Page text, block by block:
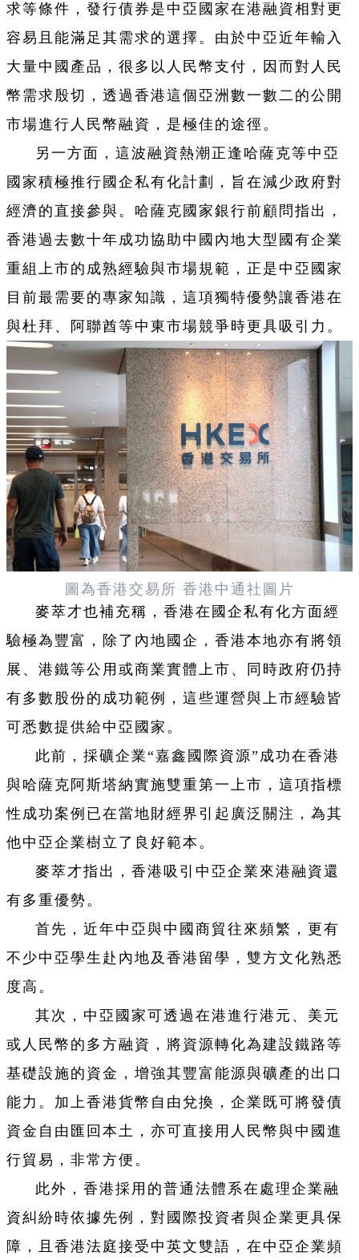
求等條件，發行債券是中亞國家在港融資相對更
容易且能滿足其需求的選擇。由於中亞近年輸入
大量中國產品，很多以人民幣支付，因而對人民
幣需求殷切，透過香港這個亞洲數一數二的公開
市場進行人民幣融資，是極佳的途徑。
另一方面，這波融資熱潮正逢哈薩克等中亞
國家積極推行國企私有化計劃，旨在減少政府對
經濟的直接參與。哈薩克國家銀行前顧問指出，
香港過去數十年成功協助中國內地大型國有企業
重組上市的成熟經驗與市場規範，正是中亞國家
目前最需要的專家知識，這項獨特優勢讓香港在
與杜拜、阿聯酋等中東市場競爭時更具吸引力。
圖為香港交易所 香港中通社圖片
麥萃才也補充稱，香港在國企私有化方面經
驗極為豐富，除了內地國企，香港本地亦有將領
展、港鐵等公用或商業實體上市、同時政府仍持
有多數股份的成功範例，這些運營與上市經驗皆
可悉數提供給中亞國家。
此前，採礦企業“嘉鑫國際資源”成功在香港
與哈薩克阿斯塔納實施雙重第一上市，這項指標
性成功案例已在當地財經界引起廣泛關注，為其
他中亞企業樹立了良好範本。
麥萃才指出，香港吸引中亞企業來港融資還
有多重優勢。
首先，近年中亞與中國商貿往來頻繁，更有
不少中亞學生赴內地及香港留學，雙方文化熟悉
度高。
其次，中亞國家可透過在港進行港元、美元
或人民幣的多方融資，將資源轉化為建設鐵路等
基礎設施的資金，增強其豐富能源與礦產的出口
能力。加上香港貨幣自由兌換，企業既可將發債
資金自由匯回本土，亦可直接用人民幣與中國進
行貿易，非常方便。
此外，香港採用的普通法體系在處理企業融
資糾紛時依據先例，對國際投資者與企業更具保
障，且香港法庭接受中英文雙語，在中亞企業頻